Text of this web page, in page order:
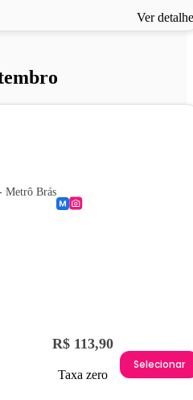
Ver
Metrô Brás
R$ 113,90
Taxa zero
Selecionar